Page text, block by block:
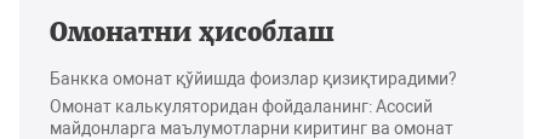
Омонатни ҳисоблаш
Банкка омонат қўйишда фоизлар қизиқтирадими?
Омонат калькуляторидан фойдаланинг: Асосий
майдонларга маълумотларни киритинг ва омонат